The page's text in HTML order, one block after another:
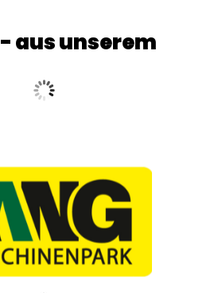
- aus unserem